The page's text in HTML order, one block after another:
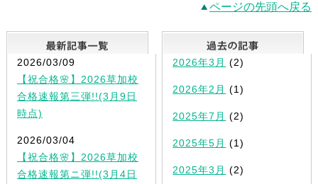
ページの先頭へ戻る
最新記事一覧
2026/03/09
【祝合格🌸】2026草加校
合格速報第三弾!!(3月9日
時点)
2026/03/04
【祝合格🌸】2026草加校
合格速報第ニ弾!!(3月4日
2026年3月 (2)
2026年2月 (1)
2025年7月 (2)
2025年5月 (1)
2025年3月 (2)